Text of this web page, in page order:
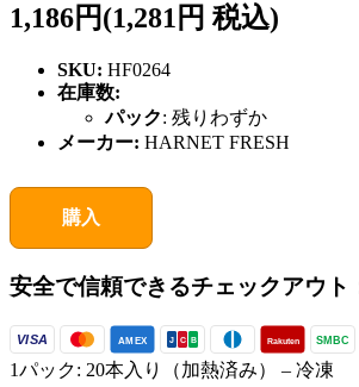
1,186円(1,281円 税込)
SKU: HF0264
在庫数:
パック: 残りわずか
メーカー: HARNET FRESH
購入
安全で信頼できるチェックアウト
VISA AMEX J C B Rakuten SMBC
1パック: 20本入り（加熱済み） – 冷凍